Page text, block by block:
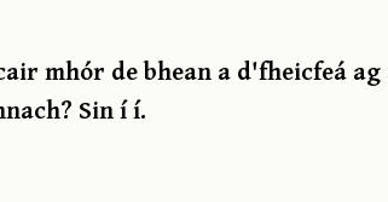
mhór de bhean a d'fheicfeá
Sin í í.